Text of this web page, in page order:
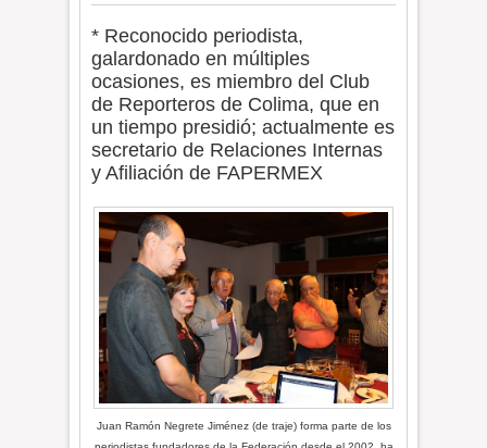
* Reconocido periodista,
galardonado en múltiples
ocasiones, es miembro del Club
de Reporteros de Colima, que en
un tiempo presidió; actualmente es
secretario de Relaciones Internas
y Afiliación de FAPERMEX
Juan Ramón Negrete Jiménez (de traje) forma parte de los